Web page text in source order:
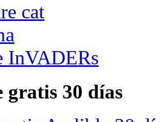
cat
InVADERs
gratis 30 días